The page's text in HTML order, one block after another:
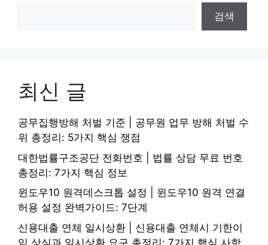
검색
최신 글
공무집행방해 처벌 기준 | 공무원 업무 방해 처벌 수
위 총정리: 5가지 핵심 쟁점
대한법률구조공단 전화번호 | 법률 상담 무료 번호
총정리: 7가지 핵심 정보
윈도우10 원격데스크톱 설정 | 윈도우10 원격 연결
허용 설정 완벽가이드: 7단계
신용대출 연체 일시상환 | 신용대출 연체시 기한이
익 상실과 일시상환 요구 총정리: 7가지 핵심 사항